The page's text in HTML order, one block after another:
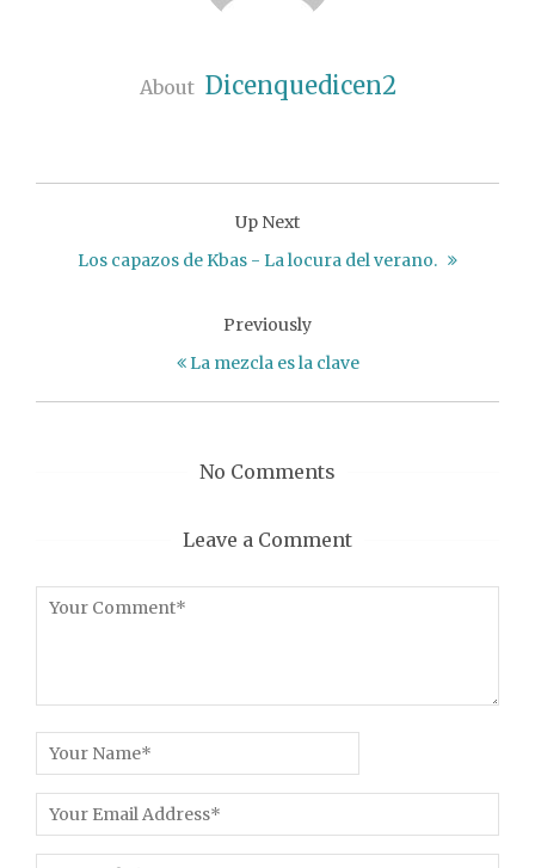
About Dicenquedicen2
Up Next
Los capazos de Kbas - La locura del verano.
Previously
La mezcla es la clave
No Comments
Leave a Comment